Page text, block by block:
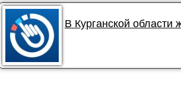
В Курганской области